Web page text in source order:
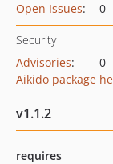
Open Issues: 0
Security
Advisories:
0
Aikido package
v1.1.2
requires